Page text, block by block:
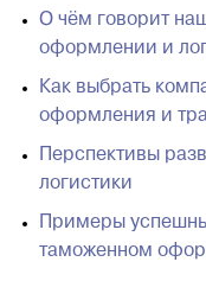
О чём говорит
оформлении и
Как выбрать
оформления и
Перспективы
логистики
Примеры
таможенном